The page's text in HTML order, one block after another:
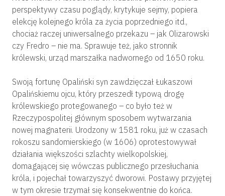
perspektywy czasu poglądy, krytykuje sejmy, popiera
elekcję kolejnego króla za życia poprzedniego itd.,
chociaż raczej uniwersalnego przekazu – jak Olizarowski
czy Fredro – nie ma. Sprawuje też, jako stronnik
królewski, urząd marszałka nadwornego od 1650 roku.
Swoją fortunę Opaliński syn zawdzięczał Łukaszowi
Opalińskiemu ojcu, który przeszedł typową drogę
królewskiego protegowanego – co było też w
Rzeczypospolitej głównym sposobem wytwarzania
nowej magnaterii. Urodzony w 1581 roku, już w czasach
rokoszu sandomierskiego (w 1606) oprotestowywał
działania większości szlachty wielkopolskiej,
domagającej się wówczas publicznego przesłuchania
króla, i pojechał towarzyszyć dworowi. Postawy przyjętej
w tym okresie trzymał się konsekwentnie do końca.